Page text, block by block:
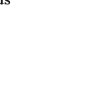
VERLANGLIJST